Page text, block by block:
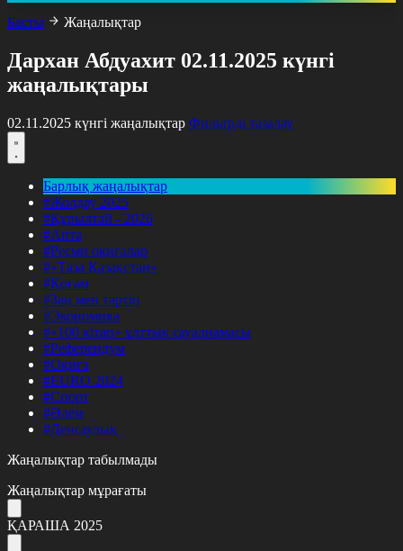
Басты
Жаңалықтар
Дархан Абдуахит 02.11.2025 күнгі
жаңалықтары
02.11.2025 күнгі жаңалықтар Фильтрді тазалау
Барлық жаңалықтар
#Жолдау 2025
#Құрылтай - 2026
#Апта
#Ресми оқиғалар
#«Таза Қазақстан»
#Қоғам
#Заң мен тәртіп
#Экономика
#«100 кітап» ұлттық сауалнамасы
#Референдум
#Оқиға
#EURO 2024
#Спорт
#Әлем
#Денсаулық
Жаңалықтар табылмады
Жаңалықтар мұрағаты
ҚАРАША 2025